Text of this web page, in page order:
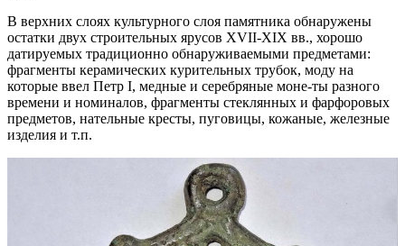
В верхних слоях культурного слоя памятника обнаружены
остатки двух строительных ярусов XVII-XIX вв., хорошо
датируемых традиционно обнаруживаемыми предметами:
фрагменты керамических курительных трубок, моду на
которые ввел Петр I, медные и серебряные моне-ты разного
времени и номиналов, фрагменты стеклянных и фарфоровых
предметов, нательные кресты, пуговицы, кожаные, железные
изделия и т.п.